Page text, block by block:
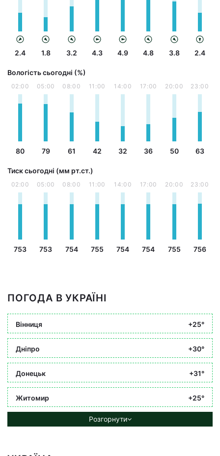
2.4 1.8 3.2 4.3 4.9 4.8 3.8 2.4
Вологість сьогодні (%)
02:00
80
05:00
79
08:00
61
11:00
42
14:00
32
17:00
36
20:00
50
23:00
63
Тиск сьогодні (мм рт.ст.)
02:00
753
05:00
753
08:00
754
11:00
755
14:00
754
17:00
754
20:00
755
23:00
756
ПОГОДА В УКРАЇНІ
Вінниця +25°
Дніпро +30°
Донецьк +31°
Житомир +25°
Розгорнути